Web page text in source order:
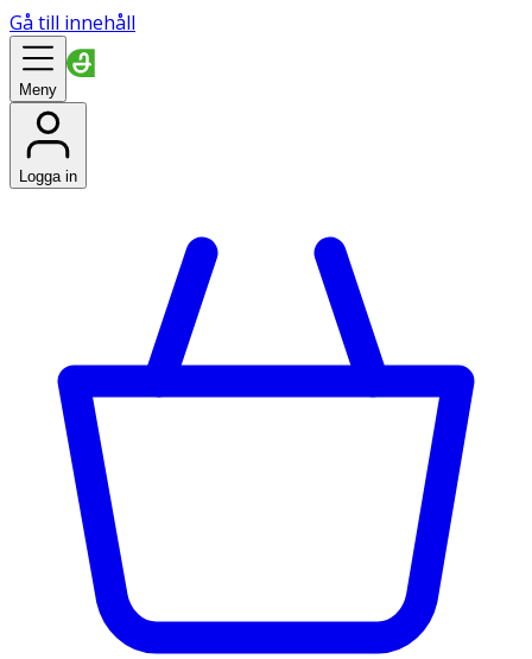
Gå till innehåll
Meny
Logga in